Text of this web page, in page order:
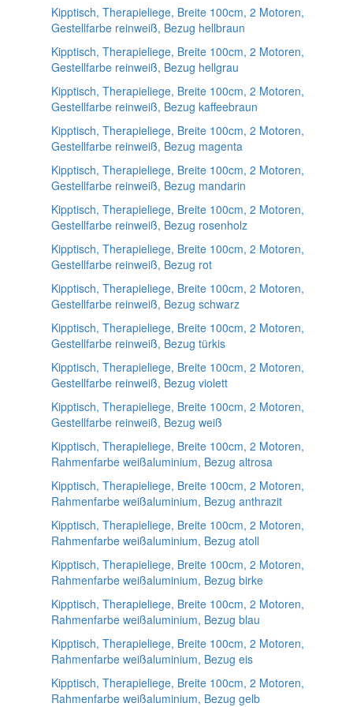
Kipptisch, Therapieliege, Breite 100cm, 2 Motoren,
Gestellfarbe reinweiß, Bezug hellbraun
Kipptisch, Therapieliege, Breite 100cm, 2 Motoren,
Gestellfarbe reinweiß, Bezug hellgrau
Kipptisch, Therapieliege, Breite 100cm, 2 Motoren,
Gestellfarbe reinweiß, Bezug kaffeebraun
Kipptisch, Therapieliege, Breite 100cm, 2 Motoren,
Gestellfarbe reinweiß, Bezug magenta
Kipptisch, Therapieliege, Breite 100cm, 2 Motoren,
Gestellfarbe reinweiß, Bezug mandarin
Kipptisch, Therapieliege, Breite 100cm, 2 Motoren,
Gestellfarbe reinweiß, Bezug rosenholz
Kipptisch, Therapieliege, Breite 100cm, 2 Motoren,
Gestellfarbe reinweiß, Bezug rot
Kipptisch, Therapieliege, Breite 100cm, 2 Motoren,
Gestellfarbe reinweiß, Bezug schwarz
Kipptisch, Therapieliege, Breite 100cm, 2 Motoren,
Gestellfarbe reinweiß, Bezug türkis
Kipptisch, Therapieliege, Breite 100cm, 2 Motoren,
Gestellfarbe reinweiß, Bezug violett
Kipptisch, Therapieliege, Breite 100cm, 2 Motoren,
Gestellfarbe reinweiß, Bezug weiß
Kipptisch, Therapieliege, Breite 100cm, 2 Motoren,
Rahmenfarbe weißaluminium, Bezug altrosa
Kipptisch, Therapieliege, Breite 100cm, 2 Motoren,
Rahmenfarbe weißaluminium, Bezug anthrazit
Kipptisch, Therapieliege, Breite 100cm, 2 Motoren,
Rahmenfarbe weißaluminium, Bezug atoll
Kipptisch, Therapieliege, Breite 100cm, 2 Motoren,
Rahmenfarbe weißaluminium, Bezug birke
Kipptisch, Therapieliege, Breite 100cm, 2 Motoren,
Rahmenfarbe weißaluminium, Bezug blau
Kipptisch, Therapieliege, Breite 100cm, 2 Motoren,
Rahmenfarbe weißaluminium, Bezug eis
Kipptisch, Therapieliege, Breite 100cm, 2 Motoren,
Rahmenfarbe weißaluminium, Bezug gelb